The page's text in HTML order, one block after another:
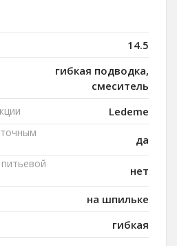
14.5
гибкая подводка,
смеситель
Ledeme
да
нет
на шпильке
гибкая